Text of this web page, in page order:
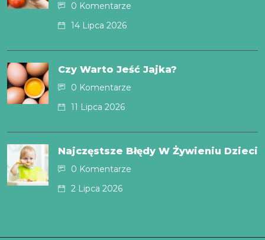
0 Komentarze
14 Lipca 2026
Czy Warto Jeść Jajka?
0 Komentarze
11 Lipca 2026
Najczęstsze Błędy W Żywieniu Dzieci
0 Komentarze
2 Lipca 2026